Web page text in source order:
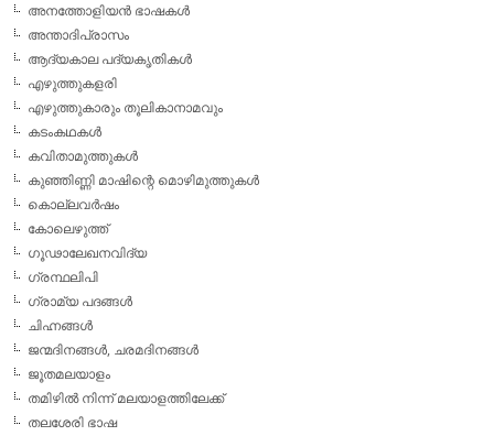
അനത്തോളിയന്‍ ഭാഷകള്‍
അന്താദിപ്രാസം
ആദ്യകാല പദ്യകൃതികള്‍
എഴുത്തുകളരി
എഴുത്തുകാരും തൂലികാനാമവും
കടംകഥകള്‍
കവിതാമുത്തുകള്‍
കുഞ്ഞിണ്ണി മാഷിന്റെ മൊഴിമുത്തുകള്‍
കൊല്ലവര്‍ഷം
കോലെഴുത്ത്
ഗൂഢാലേഖനവിദ്യ
ഗ്രന്ഥലിപി
ഗ്രാമ്യ പദങ്ങള്‍
ചിഹ്നങ്ങള്‍
ജന്മദിനങ്ങള്‍, ചരമദിനങ്ങള്‍
ജൂതമലയാളം
തമിഴില്‍ നിന്ന് മലയാളത്തിലേക്ക്
തലശേരി ഭാഷ